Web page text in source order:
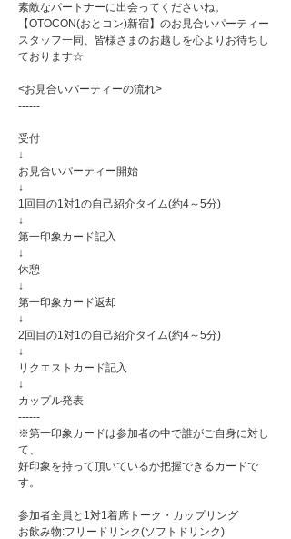
素敵なパートナーに出会ってくださいね。
【OTOCON(おとコン)新宿】のお見合いパーティー
スタッフ一同、皆様さまのお越しを心よりお待ちし
ております☆
<お見合いパーティーの流れ>
------
受付
↓
お見合いパーティー開始
↓
1回目の1対1の自己紹介タイム(約4～5分)
↓
第一印象カード記入
↓
休憩
↓
第一印象カード返却
↓
2回目の1対1の自己紹介タイム(約4～5分)
↓
リクエストカード記入
↓
カップル発表
------
※第一印象カードは参加者の中で誰がご自身に対し
て、
好印象を持って頂いているか把握できるカードで
す。
参加者全員と1対1着席トーク・カップリング
お飲み物:フリードリンク(ソフトドリンク)